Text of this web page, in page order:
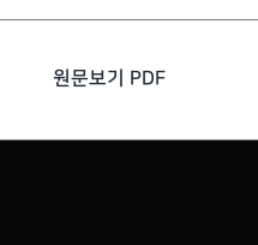
원문보기 PDF